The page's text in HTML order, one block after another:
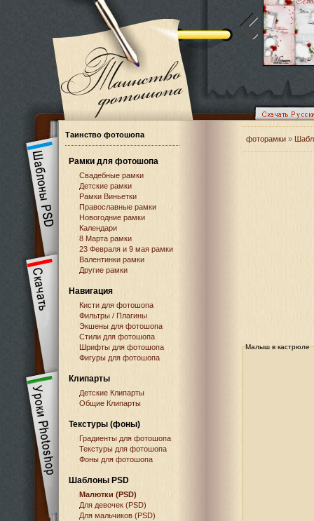
Таинство фотошопа
Рамки для фотошопа
Свадебные рамки
Детские рамки
Рамки Виньетки
Православные рамки
Новогодние рамки
Календари
8 Марта рамки
23 Февраля и 9 мая рамки
Валентинки рамки
Другие рамки
Навигация
Кисти для фотошопа
Фильтры / Плагины
Экшены для фотошопа
Стили для фотошопа
Шрифты для фотошопа
Фигуры для фотошопа
Клипарты
Детские Клипарты
Общие Клипарты
Текстуры (фоны)
Градиенты для фотошопа
Текстуры для фотошопа
Фоны для фотошопа
Шаблоны PSD
Малютки (PSD)
Для девочек (PSD)
Для мальчиков (PSD)
фоторамки »
Малыш в кастрюле